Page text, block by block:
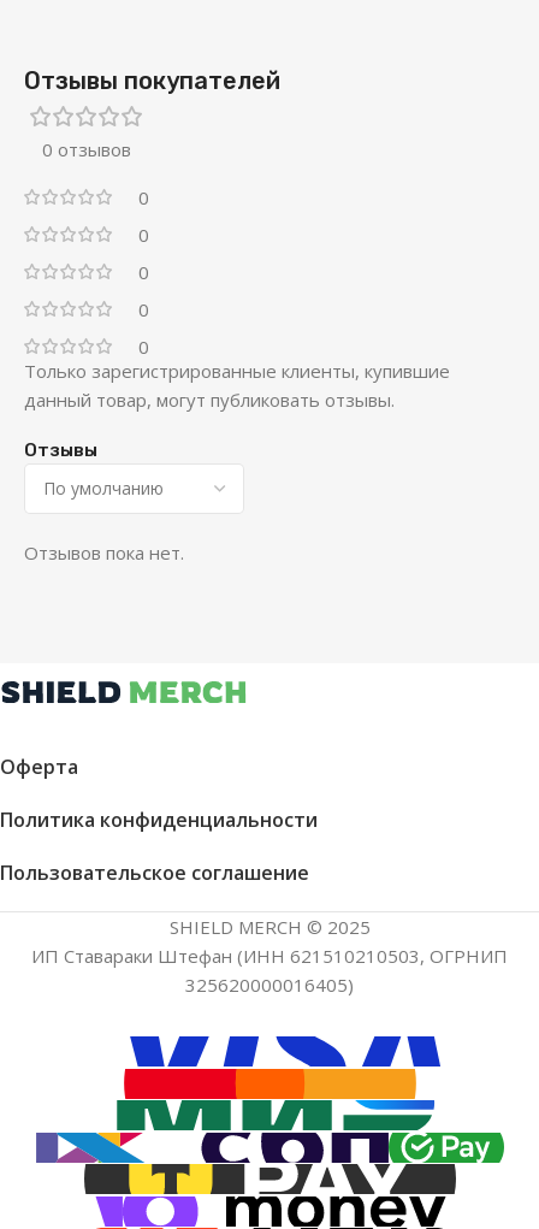
Отзывы покупателей
0 отзывов
0
0
0
0
0
Отзывы
Отзывов пока нет.
Только зарегистрированные клиенты, купившие
данный товар, могут публиковать отзывы.
Оферта
Политика конфиденциальности
Пользовательское соглашение
SHIELD MERCH © 2025
ИП Ставараки Штефан (ИНН 621510210503, ОГРНИП
325620000016405)